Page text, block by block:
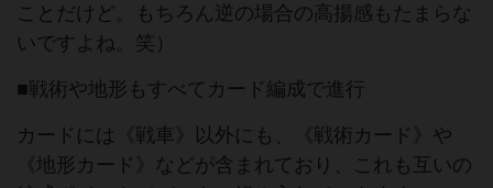
ことだけど。もちろん逆の場合の高揚感もたまらな
いですよね。笑）
■戦術や地形もすべてカード編成で進行
カードには《戦車》以外にも、《戦術カード》や
《地形カード》などが含まれており、これも互いの